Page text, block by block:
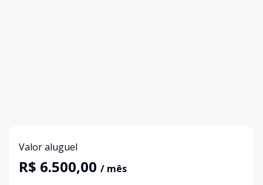
Valor aluguel
R$ 6.500,00 / mês